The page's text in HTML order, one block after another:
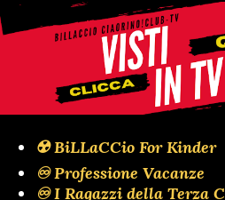
☢️ BiLLaCCio For Kinder
♾️ Professione Vacanze
♾️ I Ragazzi della Terza C